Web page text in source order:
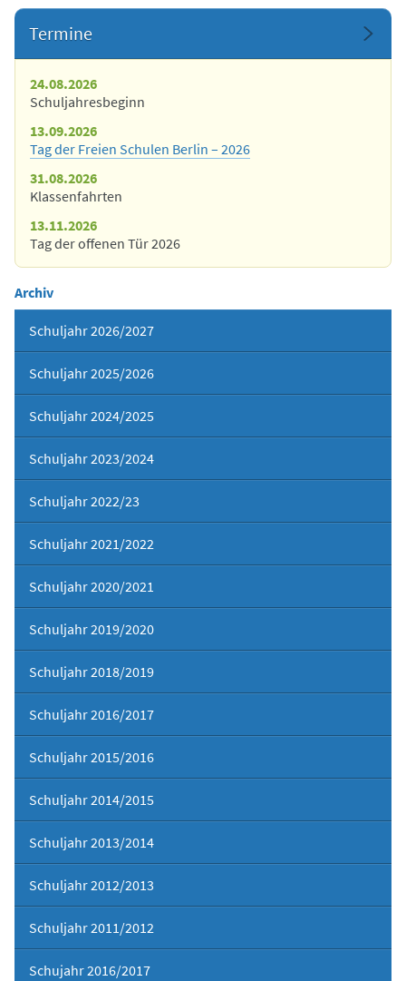
Termine
24.08.2026
Schuljahresbeginn
13.09.2026
Tag der Freien Schulen Berlin – 2026
31.08.2026
Klassenfahrten
13.11.2026
Tag der offenen Tür 2026
Archiv
Schuljahr 2026/2027
Schuljahr 2025/2026
Schuljahr 2024/2025
Schuljahr 2023/2024
Schuljahr 2022/23
Schuljahr 2021/2022
Schuljahr 2020/2021
Schuljahr 2019/2020
Schuljahr 2018/2019
Schuljahr 2016/2017
Schuljahr 2015/2016
Schuljahr 2014/2015
Schuljahr 2013/2014
Schuljahr 2012/2013
Schuljahr 2011/2012
Schujahr 2016/2017